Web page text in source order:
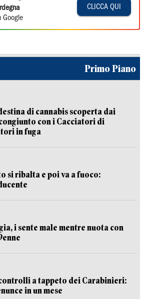
Google
CLICCA QUI
Primo Piano
di cannabis scoperta dai
con i Cacciatori di
in fuga
si ribalta e poi va a fuoco:
i sente male mentre nuota con
a tappeto dei Carabinieri:
in un mese